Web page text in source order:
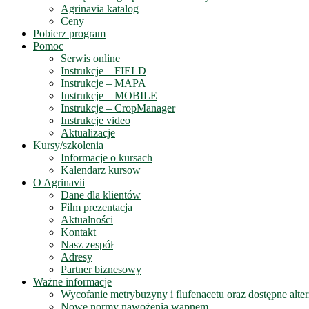
Agrinavia katalog
Ceny
Pobierz program
Pomoc
Serwis online
Instrukcje – FIELD
Instrukcje – MAPA
Instrukcje – MOBILE
Instrukcje – CropManager
Instrukcje video
Aktualizacje
Kursy/szkolenia
Informacje o kursach
Kalendarz kursow
O Agrinavii
Dane dla klientów
Film prezentacja
Aktualności
Kontakt
Nasz zespół
Adresy
Partner biznesowy
Ważne informacje
Wycofanie metrybuzyny i flufenacetu oraz dostępne
Nowe normy nawożenia wapnem